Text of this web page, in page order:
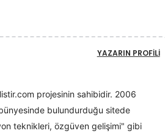
projesinin sahibidir. 2006
bulundurduğu sitede
teknikleri, özgüven gelişimi" gibi
YAZARIN PROFILI